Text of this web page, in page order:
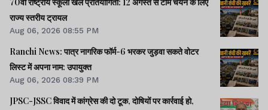
राज्य स्तरीय ट्रायल
Aug 06, 2026 08:55 PM
Ranchi News: पात्र नागरिक फॉर्म-6 भरकर जुड़वा सकते वोटर
लिस्ट में अपना नाम: उपायुक्त
Aug 06, 2026 08:39 PM
JPSC-JSSC विवाद में कांग्रेस की दो टूक, दोषियों पर कार्रवाई हो,